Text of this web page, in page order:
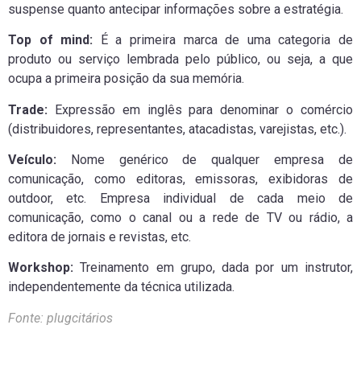
suspense quanto antecipar informações sobre a estratégia.
Top of mind: É a primeira marca de uma categoria de
produto ou serviço lembrada pelo público, ou seja, a que
ocupa a primeira posição da sua memória.
Trade: Expressão em inglês para denominar o comércio
(distribuidores, representantes, atacadistas, varejistas, etc.).
Veículo: Nome genérico de qualquer empresa de
comunicação, como editoras, emissoras, exibidoras de
outdoor, etc. Empresa individual de cada meio de
comunicação, como o canal ou a rede de TV ou rádio, a
editora de jornais e revistas, etc.
Workshop: Treinamento em grupo, dada por um instrutor,
independentemente da técnica utilizada.
Fonte: plugcitários